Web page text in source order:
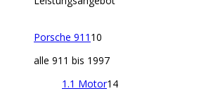
Porsche 911 10
alle 911 bis 1997
1.1 Motor14